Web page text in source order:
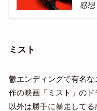
感
ミスト
鬱エンディングで有名
作の映画「ミスト」の
以外は勝手に暴走してる